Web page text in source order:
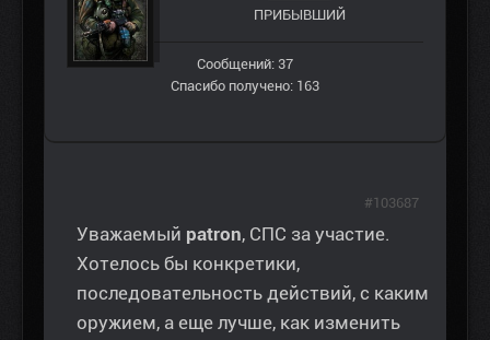
ПРИБЫВШИЙ
Сообщений: 37
Спасибо получено: 163
Уважаемый patron, СПС за участие.
Хотелось бы конкретики,
последовательность действий, с каким
оружием, а еще лучше, как изменить
#103687